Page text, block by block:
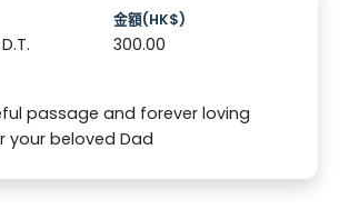
金額(HK$)
300.00
passage and forever loving
your beloved Dad